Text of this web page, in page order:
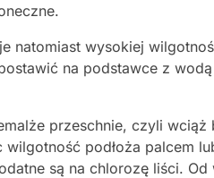
natomiast wysokiej
na podstawce z
przeschnie, czyli wciąż
podłoża palcem
są na chlorozę liści. Od